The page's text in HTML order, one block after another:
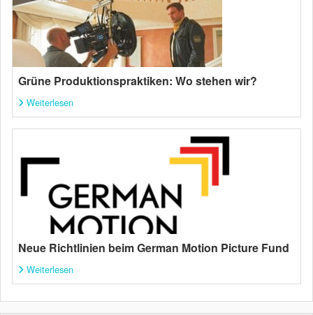
Grüne Produktionspraktiken: Wo stehen wir?
Weiterlesen
Neue Richtlinien beim German Motion Picture Fund
Weiterlesen